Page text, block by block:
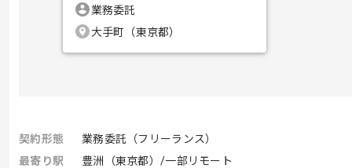
業務委託
大手町（東京都）
契約形態
業務委託（フリーランス）
最寄り駅
豊洲（東京都）/一部リモート